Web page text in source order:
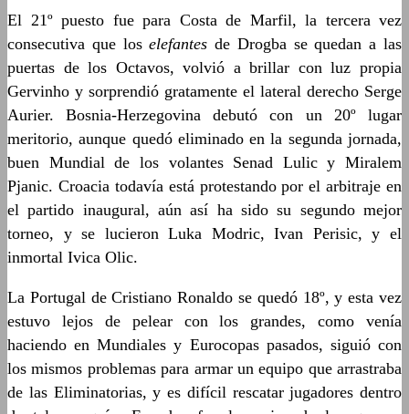
El 21º puesto fue para Costa de Marfil, la tercera vez
consecutiva que loselefantes de Drogba se quedan a las
puertas de los Octavos, volvió a brillar con luz propia
Gervinho y sorprendió gratamente el lateral derecho Serge
Aurier. Bosnia-Herzegovina debutó con un 20º lugar
meritorio, aunque quedó eliminado en la segunda jornada,
buen Mundial de los volantes Senad Lulic y Miralem
Pjanic. Croacia todavía está protestando por el arbitraje en
el partido inaugural, aún así ha sido su segundo mejor
torneo, y se lucieron Luka Modric, Ivan Perisic, y el
inmortal Ivica Olic.
La Portugal de Cristiano Ronaldo se quedó 18º, y esta vez
estuvo lejos de pelear con los grandes, como venía
haciendo en Mundiales y Eurocopas pasados, siguió con
los mismos problemas para armar un equipo que arrastraba
de las Eliminatorias, y es difícil rescatar jugadores dentro